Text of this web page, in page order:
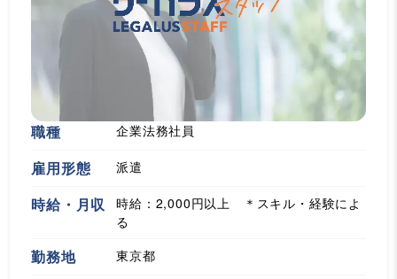
職種 企業法務社員
雇用形態 派遣
時給・月収
時給：2,000円以上 ＊スキル・経験によ
る
勤務地 東京都